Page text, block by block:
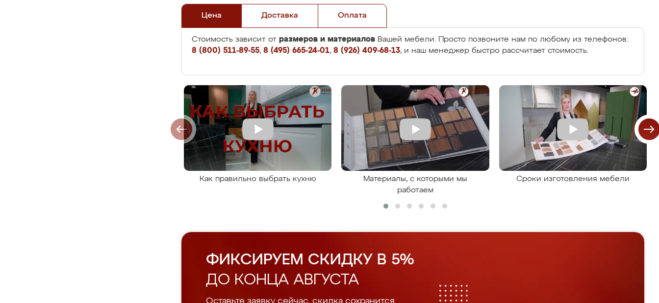
Цена Доставка Оплата
Стоимость зависит от размеров и материалов Вашей мебели. Просто позвоните нам по любому из телефонов:
8 (800) 511-89-55, 8 (495) 665-24-01, 8 (926) 409-68-13, и наш менеджер быстро рассчитает стоимость.
Как правильно выбрать кухню
Материалы, с которыми мы
работаем
Сроки изготовления мебели
ФИКСИРУЕМ СКИДКУ В 5%
ДО КОНЦА АВГУСТА
Оставьте заявку сейчас, скидка сохранится.